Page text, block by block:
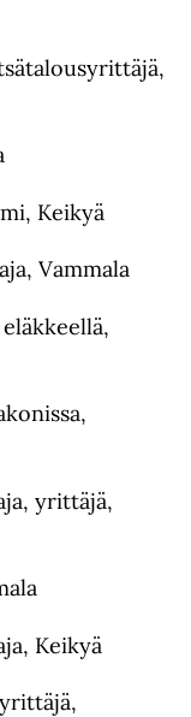
Keikyä
Vammala
yrittäjä,
Keikyä